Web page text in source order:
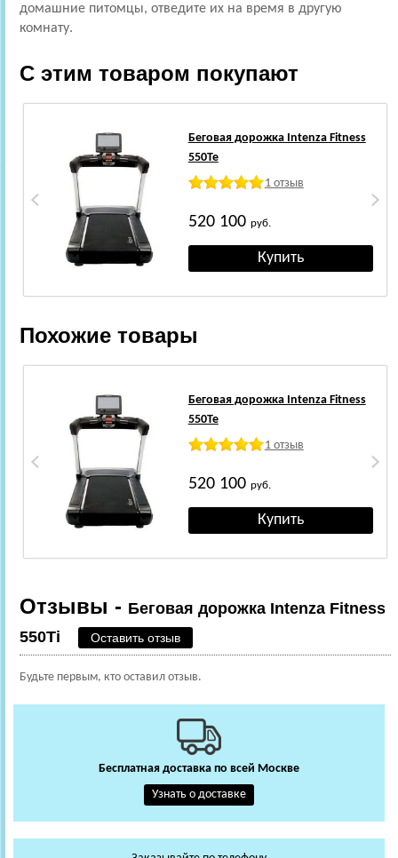
домашние питомцы, отведите их на время в другую
комнату.
С этим товаром покупают
Беговая дорожка Intenza Fitness
550Te
1 отзыв
520 100 руб.
Похожие товары
Беговая дорожка Intenza Fitness
550Te
1 отзыв
520 100 руб.
Отзывы - Беговая дорожка Intenza Fitness
550Ti
Оставить отзыв
Будьте первым, кто оставил отзыв.
Бесплатная доставка по всей Москве
Узнать о доставке